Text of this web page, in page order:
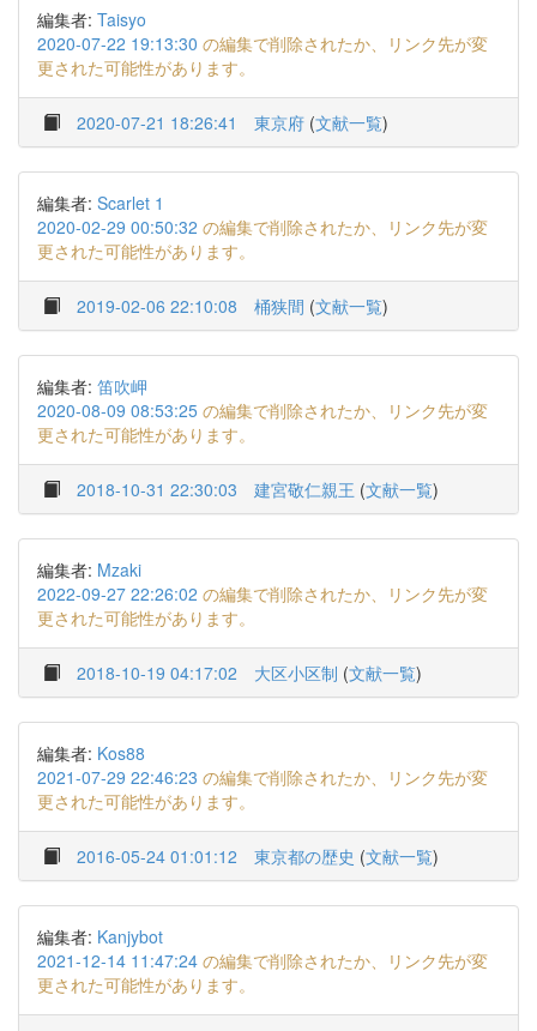
編集者: Taisyo
2020-07-22 19:13:30 の編集で削除されたか、リンク先が変
更された可能性があります。
2020-07-21 18:26:41 東京府 (文献一覧)
編集者: Scarlet 1
2020-02-29 00:50:32 の編集で削除されたか、リンク先が変
更された可能性があります。
2019-02-06 22:10:08 桶狭間 (文献一覧)
編集者: 笛吹岬
2020-08-09 08:53:25 の編集で削除されたか、リンク先が変
更された可能性があります。
2018-10-31 22:30:03 建宮敬仁親王 (文献一覧)
編集者: Mzaki
2022-09-27 22:26:02 の編集で削除されたか、リンク先が変
更された可能性があります。
2018-10-19 04:17:02 大区小区制 (文献一覧)
編集者: Kos88
2021-07-29 22:46:23 の編集で削除されたか、リンク先が変
更された可能性があります。
2016-05-24 01:01:12 東京都の歴史 (文献一覧)
編集者: Kanjybot
2021-12-14 11:47:24 の編集で削除されたか、リンク先が変
更された可能性があります。